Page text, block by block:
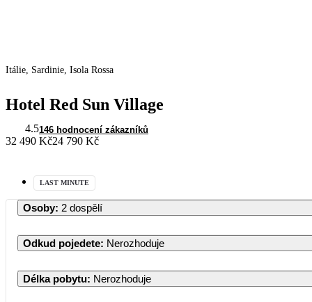
Itálie, Sardinie, Isola Rossa
Hotel Red Sun Village
4.5146 hodnocení zákazníků
32 490 Kč24 790 Kč
LAST MINUTE
Osoby: 2 dospělí
Odkud pojedete: Nerozhoduje
Délka pobytu: Nerozhoduje